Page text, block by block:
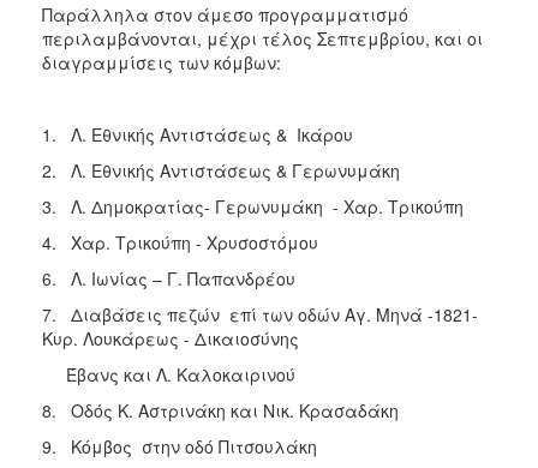
ΑΝΘΕΚΤΙΚΗ
Παράλληλα στον άμεσο προγραμματισμό
περιλαμβάνονται, μέχρι τέλος Σεπτεμβρίου, και οι
διαγραμμίσεις των κόμβων:
1. Λ. Εθνικής Αντιστάσεως & Ικάρου
2. Λ. Εθνικής Αντιστάσεως & Γερωνυμάκη
3. Λ. Δημοκρατίας- Γερωνυμάκη - Χαρ. Τρικούπη
4. Χαρ. Τρικούπη - Χρυσοστόμου
6. Λ. Ιωνίας – Γ. Παπανδρέου
7. Διαβάσεις πεζών επί των οδών Αγ. Μηνά -1821-
Κυρ. Λουκάρεως - Δικαιοσύνης
Έβανς και Λ. Καλοκαιρινού
8. Οδός Κ. Αστρινάκη και Νικ. Κρασαδάκη
9. Κόμβος στην οδό Πιτσουλάκη